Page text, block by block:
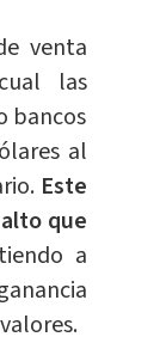
venta
las
bancos
al
Este
que
a